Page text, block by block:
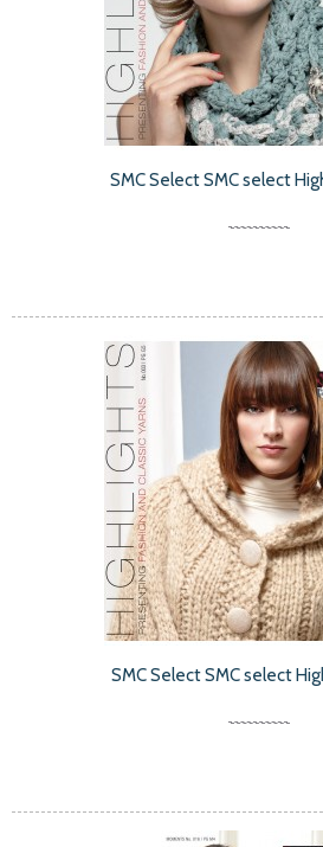
SMC Select SMC select
SMC Select SMC select